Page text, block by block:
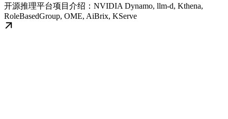
开源推理平台项目介绍：NVIDIA Dynamo, llm-d, Kthena,
RoleBasedGroup, OME, AiBrix, KServe